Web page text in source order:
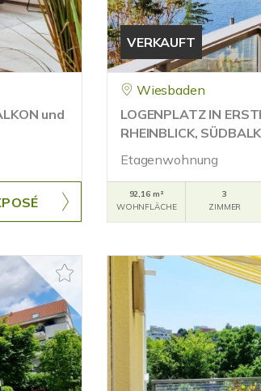
und
VERKAUFT
Wiesbaden
LOGENPLATZ IN
RHEINBLICK,
Etagenwohnung
92,16 m²
WOHNFLÄCHE
3
ZIMMER